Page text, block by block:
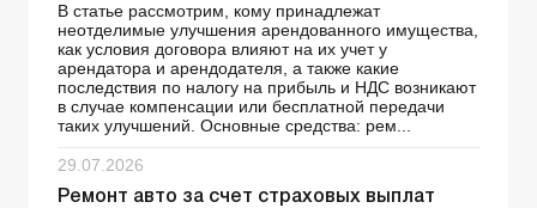
В статье рассмотрим, кому принадлежат
неотделимые улучшения арендованного имущества,
как условия договора влияют на их учет у
арендатора и арендодателя, а также какие
последствия по налогу на прибыль и НДС возникают
в случае компенсации или бесплатной передачи
таких улучшений. Основные средства: рем...
29.07.2026
Ремонт авто за счет страховых выплат